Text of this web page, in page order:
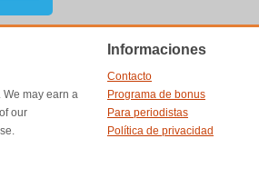
may earn a
our
Informaciones
Contacto
Programa de bonus
Para periodistas
Política de privacidad